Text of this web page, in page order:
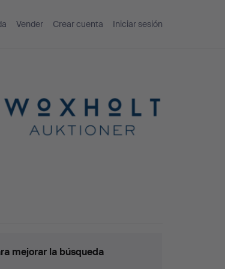
Vender Crear cuenta Iniciar sesión
mejorar la búsqueda